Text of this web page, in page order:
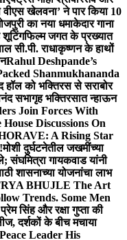
वीएस खेलवना’ ने पार किया 10
का नया धमाकेदार गाना
फिल्म जगत के प्रख्यात
सी.पी. राधाकृष्णन के हाथों
Rahul Deshpande’s
Shanmukhananda
हॉल को भक्तिरस से सराबोर
सभागृह भक्तिरसात न्हाऊन
Join Forces With
Discussions On
A Rising Star
मोशी दुर्घटनेतील जखमींच्या
संघमित्रा गायकवाड यांनी
शासनाच्या योजनांचा लाभ
BHUJLE The Art
Trends. Some Men
सिंह और रक्षा गुप्ता की
दर्शकों के बीच मचाया
Leader His